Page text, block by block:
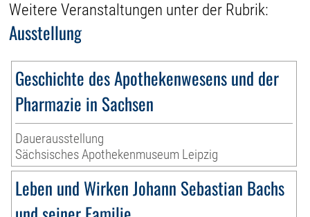
Weitere Veranstaltungen unter der Rubrik:
Ausstellung
Geschichte des Apothekenwesens und der
Pharmazie in Sachsen
Dauerausstellung
Sächsisches Apothekenmuseum Leipzig
Leben und Wirken Johann Sebastian Bachs